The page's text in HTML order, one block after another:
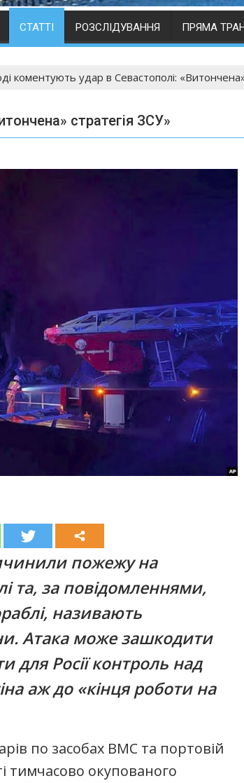
СТАТТІ РОЗСЛІДУВАННЯ ПРЯМА
коментують удар в Севастополі:
стратегія ЗСУ»
пожежу на
та, за повідомленнями,
називають
Атака може зашкодити
для Росії контроль над
аж до «кінця роботи на
по засобах ВМС та портовій
тимчасово окупованого